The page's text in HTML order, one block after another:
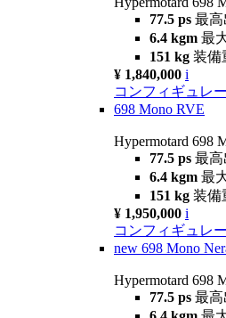
77.5 ps 最高
6.4 kgm 最
151 kg 装備
¥ 1,840,000 i
コンフィギュレ
698 Mono RVE
Hypermotard 698
77.5 ps 最高
6.4 kgm 最
151 kg 装備
¥ 1,950,000 i
コンフィギュレ
new 698 Mono
Hypermotard 698
77.5 ps 最高